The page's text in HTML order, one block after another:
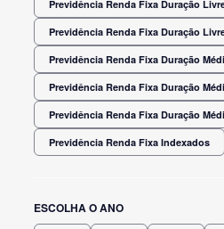
Previdência Renda Fixa Duração
Previdência Renda Fixa Duração
Previdência Renda Fixa Duração
Previdência Renda Fixa Duração
Previdência Renda Fixa Duração
Previdência Renda Fixa Indexados
ESCOLHA O ANO